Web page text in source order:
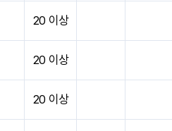
20 이상
20 이상
20 이상